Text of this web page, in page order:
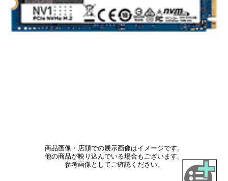
商品画像・店頭での展示画像はイメージです。
他の商品が映り込んでいる場合もございます。
参考画像としてご確認ください。